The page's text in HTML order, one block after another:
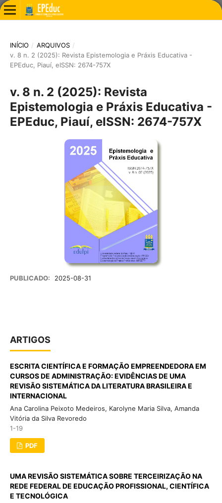
INÍCIO / ARQUIVOS /
v. 8 n. 2 (2025): Revista Epistemologia e Práxis Educativa -
EPEduc, Piauí, eISSN: 2674-757X
v. 8 n. 2 (2025): Revista
Epistemologia e Práxis Educativa -
EPEduc, Piauí, eISSN: 2674-757X
PUBLICADO: 2025-08-31
ARTIGOS
ESCRITA CIENTÍFICA E FORMAÇÃO EMPREENDEDORA EM
CURSOS DE ADMINISTRAÇÃO: EVIDÊNCIAS DE UMA
REVISÃO SISTEMÁTICA DA LITERATURA BRASILEIRA E
INTERNACIONAL
Ana Carolina Peixoto Medeiros, Karolyne Maria Silva, Amanda
Vitória da Silva Revoredo
1-19
PDF
UMA REVISÃO SISTEMÁTICA SOBRE TERCEIRIZAÇÃO NA
REDE FEDERAL DE EDUCAÇÃO PROFISSIONAL, CIENTÍFICA
E TECNOLÓGICA